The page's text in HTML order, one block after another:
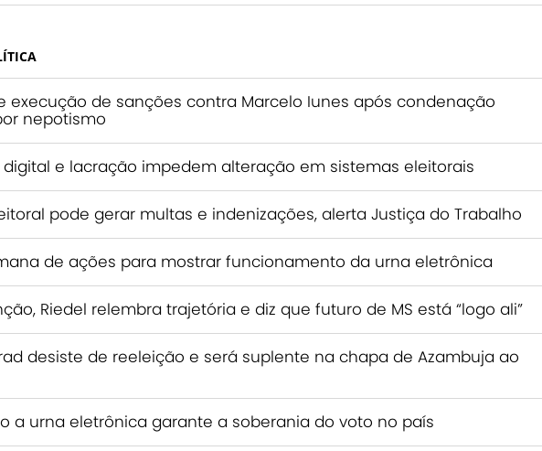
execução de sanções contra Marcelo Iunes após condenação
nepotismo
digital e lacração impedem alteração em sistemas eleitorais
pode gerar multas e indenizações, alerta Justiça do Trabalho
de ações para mostrar funcionamento da urna eletrônica
Riedel relembra trajetória e diz que futuro de MS está “logo ali”
desiste de reeleição e será suplente na chapa de Azambuja ao
a urna eletrônica garante a soberania do voto no país